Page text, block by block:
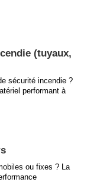
(tuyaux,
sécurité incendie ?
performant à
ou fixes ? La